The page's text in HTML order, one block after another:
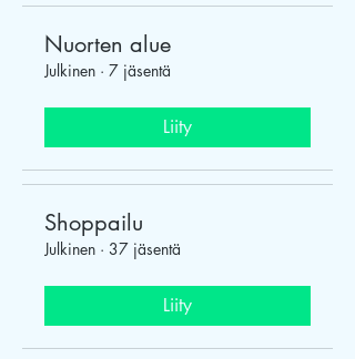
Nuorten alue
Julkinen · 7 jäsentä
Liity
Shoppailu
Julkinen · 37 jäsentä
Liity